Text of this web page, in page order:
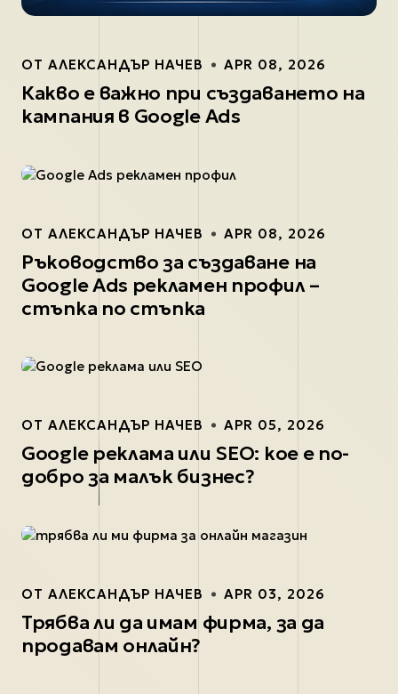
ОТ АЛЕКСАНДЪР НАЧЕВ APR 08, 2026
Какво е важно при създаването на
кампания в Google Ads
ОТ АЛЕКСАНДЪР НАЧЕВ APR 08, 2026
Ръководство за създаване на
Google Ads рекламен профил –
стъпка по стъпка
ОТ АЛЕКСАНДЪР НАЧЕВ APR 05, 2026
Google реклама или SEO: кое е по-
добро за малък бизнес?
ОТ АЛЕКСАНДЪР НАЧЕВ APR 03, 2026
Трябва ли да имам фирма, за да
продавам онлайн?